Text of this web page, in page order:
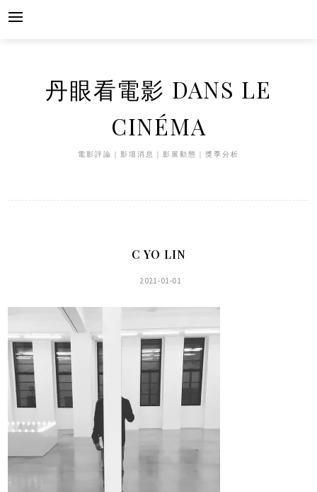
Skip
丹眼看電影 DANS LE
CINÉMA
電影評論｜影壇消息｜影展動態｜獎季分析
C YO LIN
2021-01-01